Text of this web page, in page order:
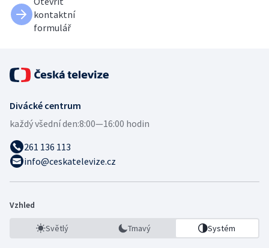
kontaktní
formulář
Divácké centrum
každý všední den:8:00—16:00 hodin
261 136 113
info@ceskatelevize.cz
Vzhled
Světlý Tmavý Systém